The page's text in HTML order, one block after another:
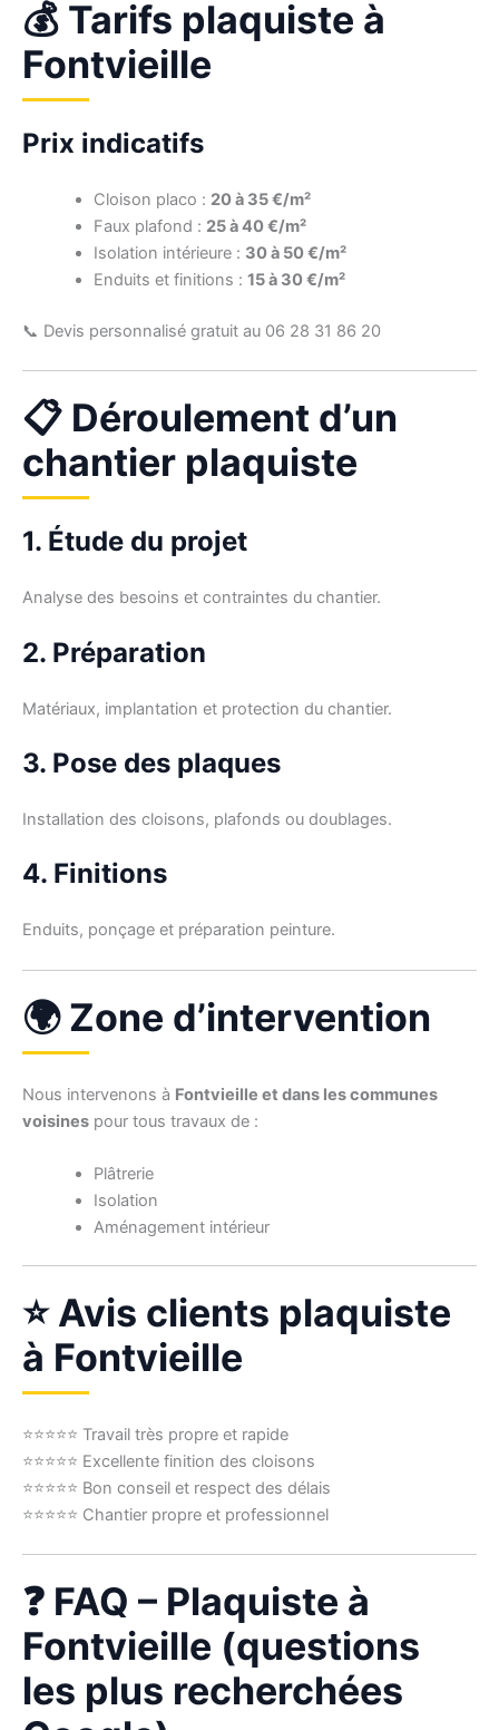
💰 Tarifs plaquiste à
Fontvieille
Prix indicatifs
Cloison placo : 20 à 35 €/m²
Faux plafond : 25 à 40 €/m²
Isolation intérieure : 30 à 50 €/m²
Enduits et finitions : 15 à 30 €/m²
📞 Devis personnalisé gratuit au 06 28 31 86 20
📋 Déroulement d’un
chantier plaquiste
1. Étude du projet
Analyse des besoins et contraintes du chantier.
2. Préparation
Matériaux, implantation et protection du chantier.
3. Pose des plaques
Installation des cloisons, plafonds ou doublages.
4. Finitions
Enduits, ponçage et préparation peinture.
🌍 Zone d’intervention
Nous intervenons à Fontvieille et dans les communes
voisines pour tous travaux de :
Plâtrerie
Isolation
Aménagement intérieur
⭐ Avis clients plaquiste
à Fontvieille
⭐⭐⭐⭐⭐ Travail très propre et rapide
⭐⭐⭐⭐⭐ Excellente finition des cloisons
⭐⭐⭐⭐⭐ Bon conseil et respect des délais
⭐⭐⭐⭐⭐ Chantier propre et professionnel
❓ FAQ – Plaquiste à
Fontvieille (questions
les plus recherchées